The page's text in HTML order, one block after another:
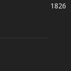
1826